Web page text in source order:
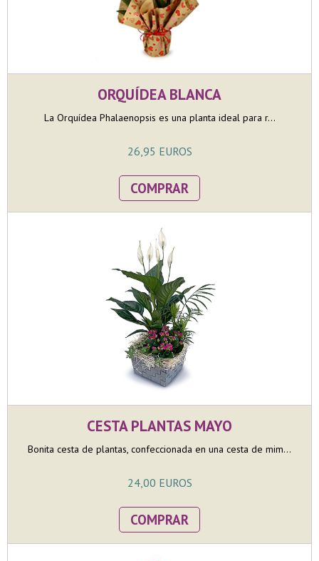
ORQUÍDEA BLANCA
La Orquídea Phalaenopsis es una planta ideal para r...
26,95 EUROS
COMPRAR
CESTA PLANTAS MAYO
Bonita cesta de plantas, confeccionada en una cesta de mim...
24,00 EUROS
COMPRAR